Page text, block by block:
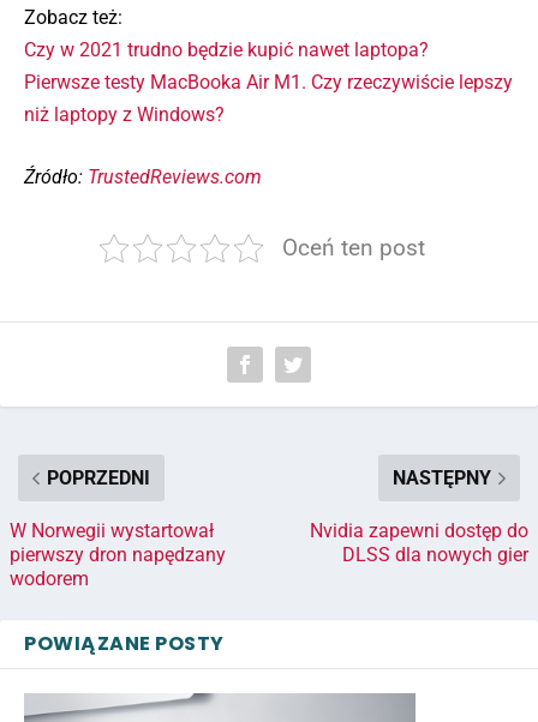
Zobacz też:
Czy w 2021 trudno będzie kupić nawet laptopa?
Pierwsze testy MacBooka Air M1. Czy rzeczywiście lepszy
niż laptopy z Windows?
Źródło: TrustedReviews.com
Oceń ten post
POPRZEDNI
W Norwegii wystartował
pierwszy dron napędzany
wodorem
NASTĘPNY
Nvidia zapewni dostęp do
DLSS dla nowych gier
POWIĄZANE POSTY